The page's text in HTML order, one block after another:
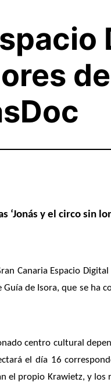
y el circo sin
Canaria Espacio
de Isora, que se ha
centro cultural
el día 16
el propio Krawietz, y los